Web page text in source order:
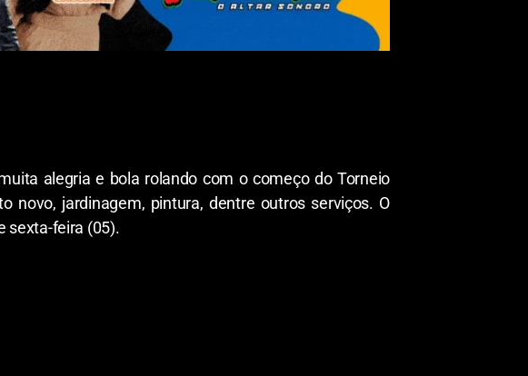
alegria e bola rolando com o começo do Torneio
novo, jardinagem, pintura, dentre outros serviços. O
sexta-feira (05).